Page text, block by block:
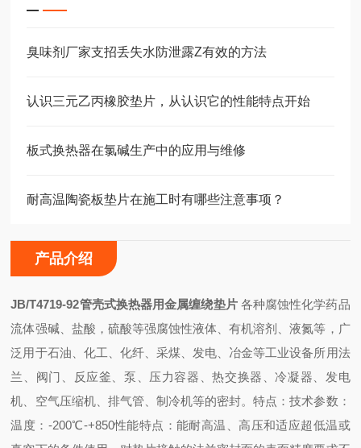
臭味剂厂家支招丢失水防泄露Z有效的方法
认识三元乙丙橡胶垫片，从认识它的性能特点开始
板式换热器在氯碱生产中的应用与维修
耐高温陶瓷板垫片在施工时有哪些注意事项？
产品介绍
JB/T4719-92管壳式换热器用金属缠绕垫片 各种腐蚀性化学药品
流体强碱、盐酸，硫酸等强腐蚀性液体、有机溶剂、液氮等，广
泛用于石油、化工、化纤、采煤、发电、冶金等工业设备所用法
兰、阀门、反应釜、泵、压力容器、热交换器、冷凝器、发电
机、空气压缩机、排气管、制冷机等的密封。特点：技术参数：
温度：-200℃-+850性能特点：能耐高温、高压和适应超低温或